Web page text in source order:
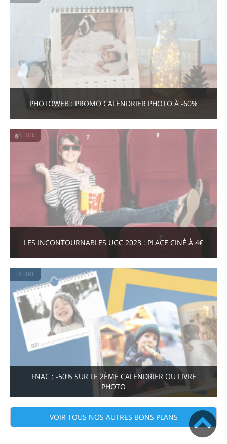
PHOTOWEB : PROMO CALENDRIER PHOTO À -60%
EXPIRÉ
LES INCONTOURNABLES UGC 2023 : PLACE CINÉ À 4€
EXPIRÉ
FNAC : -50% SUR LE 2ÈME CALENDRIER OU LIVRE
PHOTO
VOIR TOUS NOS AUTRES BONS PLANS